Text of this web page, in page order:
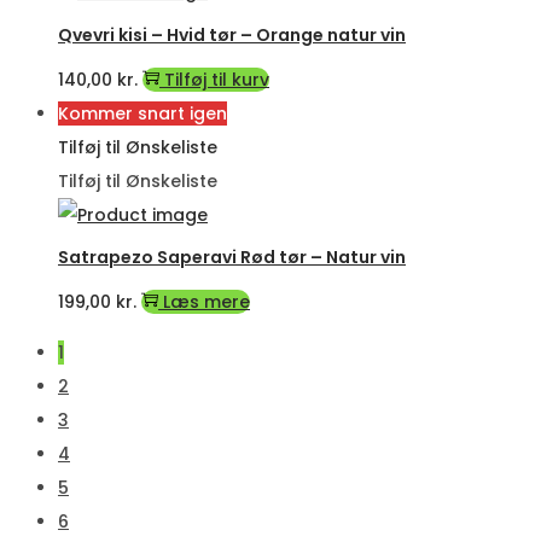
Qvevri kisi – Hvid tør – Orange natur vin
140,00 kr.
Tilføj til kurv
Kommer snart igen
Tilføj til Ønskeliste
Tilføj til Ønskeliste
Satrapezo Saperavi Rød tør – Natur vin
199,00 kr. Læs mere
1
2
3
4
5
6